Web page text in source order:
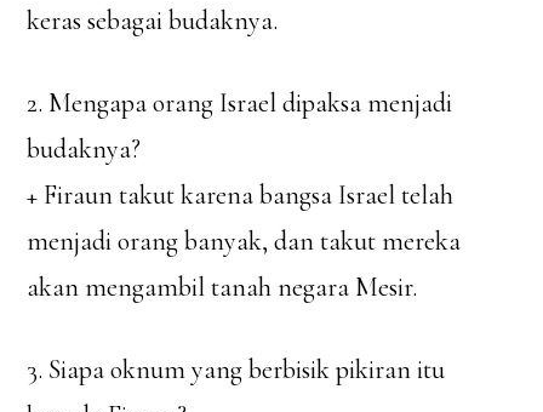
keras sebagai budaknya.
2. Mengapa orang Israel dipaksa menjadi
budaknya?
+ Firaun takut karena bangsa Israel telah
menjadi orang banyak, dan takut mereka
akan mengambil tanah negara Mesir.
3. Siapa oknum yang berbisik pikiran itu